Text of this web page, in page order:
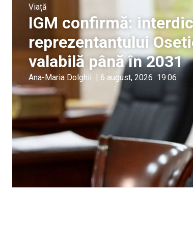
Viață
IGM confirmă:
reprezentantului
valabilă până în 2031
Ana-Maria Dolghii | 6 august, 2026 19:06